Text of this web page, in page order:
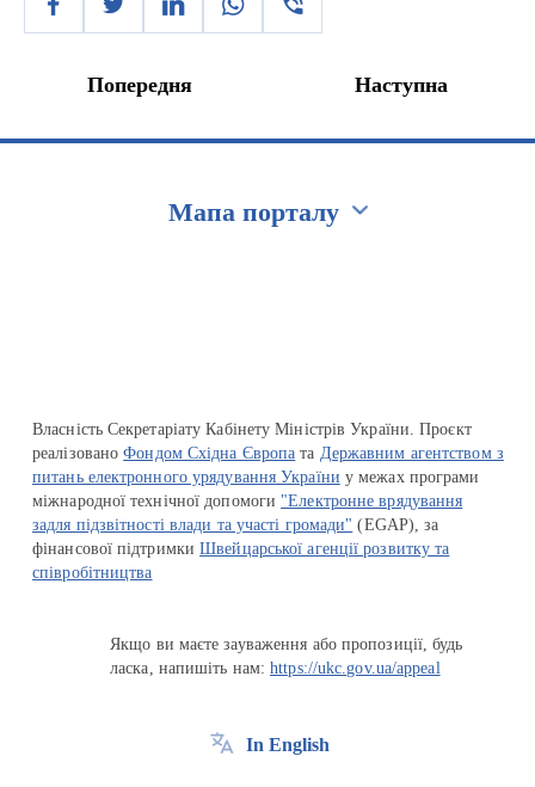
Попередня Наступна
Мапа порталу
Власність Секретаріату Кабінету Міністрів України. Проєкт
реалізованоФондом Східна Європа та Державним агентством з
питань електронного урядування України у межах програми
міжнародної технічної допомоги "Електронне врядування
задля підзвітності влади та участі громади" (EGAP), за
фінансової підтримкиШвейцарської агенції розвитку та
співробітництва
Якщо ви маєте зауваження або пропозиції, будь
ласка, напишіть нам:https://ukc.gov.ua/appeal
In English